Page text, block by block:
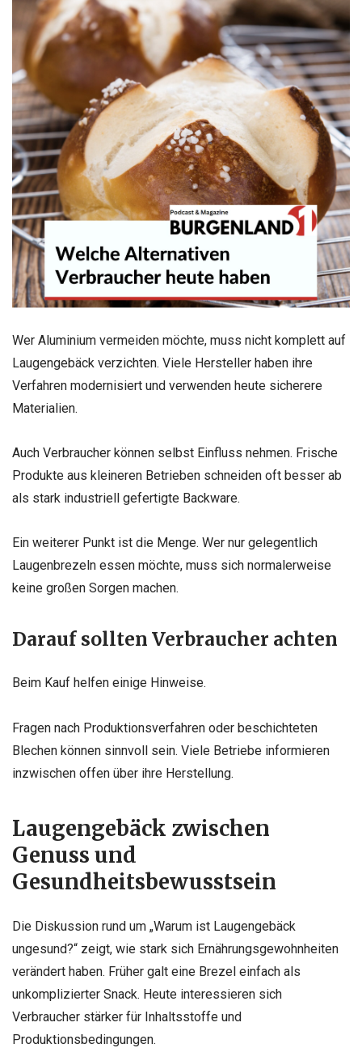
Wer Aluminium vermeiden möchte, muss nicht komplett auf
Laugengebäck verzichten. Viele Hersteller haben ihre
Verfahren modernisiert und verwenden heute sicherere
Materialien.
Auch Verbraucher können selbst Einfluss nehmen. Frische
Produkte aus kleineren Betrieben schneiden oft besser ab
als stark industriell gefertigte Backware.
Ein weiterer Punkt ist die Menge. Wer nur gelegentlich
Laugenbrezeln essen möchte, muss sich normalerweise
keine großen Sorgen machen.
Darauf sollten Verbraucher achten
Beim Kauf helfen einige Hinweise.
Fragen nach Produktionsverfahren oder beschichteten
Blechen können sinnvoll sein. Viele Betriebe informieren
inzwischen offen über ihre Herstellung.
Laugengebäck zwischen
Genuss und
Gesundheitsbewusstsein
Die Diskussion rund um „Warum ist Laugengebäck
ungesund?“ zeigt, wie stark sich Ernährungsgewohnheiten
verändert haben. Früher galt eine Brezel einfach als
unkomplizierter Snack. Heute interessieren sich
Verbraucher stärker für Inhaltsstoffe und
Produktionsbedingungen.